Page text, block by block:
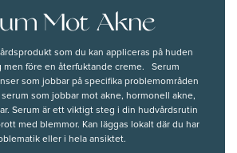
Mot Akne
som du kan appliceras på huden
men före en återfuktande creme. Serum
som jobbar på specifika problemområden
som jobbar mot akne, hormonell akne,
Serum är ett viktigt steg i din hudvårdsrutin
med blemmor. Kan läggas lokalt där du har
eller i hela ansiktet.